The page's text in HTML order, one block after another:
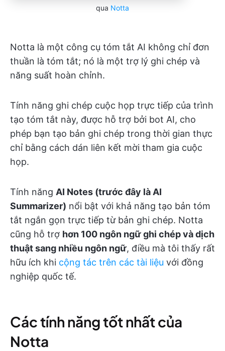
qua Notta
Notta là một công cụ tóm tắt AI không chỉ đơn
thuần là tóm tắt; nó là một trợ lý ghi chép và
năng suất hoàn chỉnh.
Tính năng ghi chép cuộc họp trực tiếp của trình
tạo tóm tắt này, được hỗ trợ bởi bot AI, cho
phép bạn tạo bản ghi chép trong thời gian thực
chỉ bằng cách dán liên kết mời tham gia cuộc
họp.
Tính năng AI Notes (trước đây là AI
Summarizer) nổi bật với khả năng tạo bản tóm
tắt ngắn gọn trực tiếp từ bản ghi chép. Notta
cũng hỗ trợ hơn 100 ngôn ngữ ghi chép và dịch
thuật sang nhiều ngôn ngữ, điều mà tôi thấy rất
hữu ích khi cộng tác trên các tài liệu với đồng
nghiệp quốc tế.
Các tính năng tốt nhất của
Notta